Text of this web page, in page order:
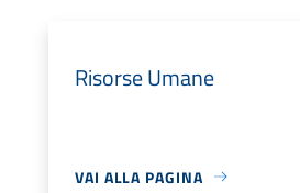
Risorse Umane
VAI ALLA PAGINA